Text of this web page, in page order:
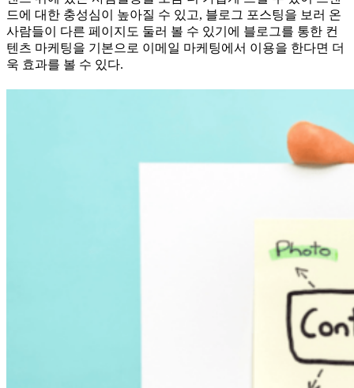
드에 대한 충성심이 높아질 수 있고, 블로그 포스팅을 보러 온
사람들이 다른 페이지도 둘러 볼 수 있기에 블로그를 통한 컨
텐츠 마케팅을 기본으로 이메일 마케팅에서 이용을 한다면 더
욱 효과를 볼 수 있다.